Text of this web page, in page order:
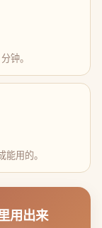
钟。
用的。
用出来